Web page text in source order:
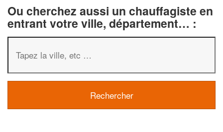
Ou cherchez aussi un chauffagiste en
entrant votre ville, département… :